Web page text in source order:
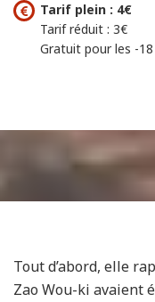
Tarif plein : 4€
Tarif réduit : 3€
Gratuit pour les -18
Tout d’abord, elle
Zao Wou-ki avaient